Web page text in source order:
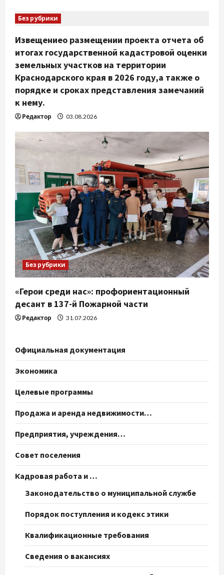
м
Без рубрики
Извещениео размещении проекта отчета об
итогах государственной кадастровой оценки
земельных участков на территории
Краснодарского края в 2026 году,а также о
порядке и сроках представления замечаний
к нему.
Редактор 03.08.2026
Без рубрики
«Герои среди нас»: профориентационный
десант в 137-й Пожарной части
Редактор 31.07.2026
Официальная документация
Экономика
Целевые программы
Продажа и аренда недвижимости…
Предприятия, учреждения…
Совет поселения
Кадровая работа и …
Законодательство о муниципальной службе
Порядок поступления и кодекс этики
Квалификационные требования
Сведения о вакансиях